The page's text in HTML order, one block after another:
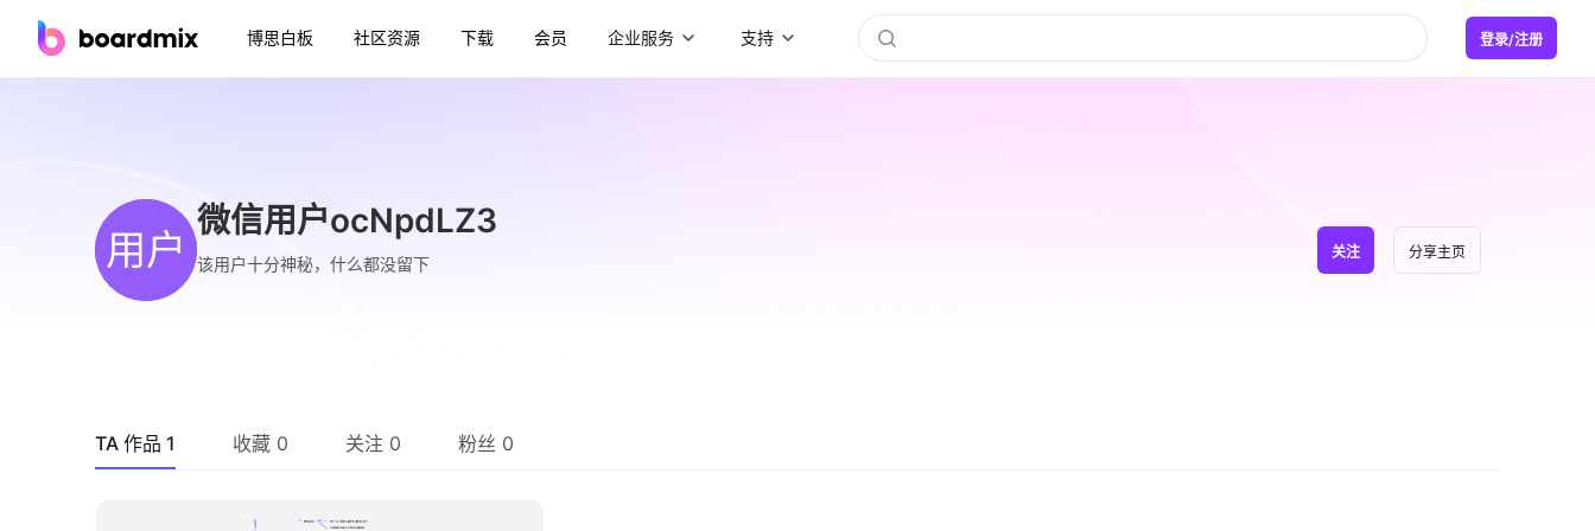
博思白板 社区资源 下载 会员 企业服务 支持 登录/注册
用户
微信用户ocNpdLZ3
该用户十分神秘，什么都没留下
关注 分享主页
TA 作品 1 收藏 0 关注 0 粉丝 0